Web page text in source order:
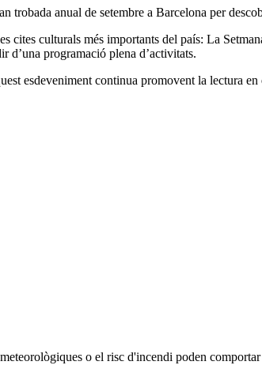
trobada anual de setembre a Barcelona per
cites culturals més importants del país: La
d’una programació plena d’activitats.
esdeveniment continua promovent la lectura
o el risc d'incendi poden